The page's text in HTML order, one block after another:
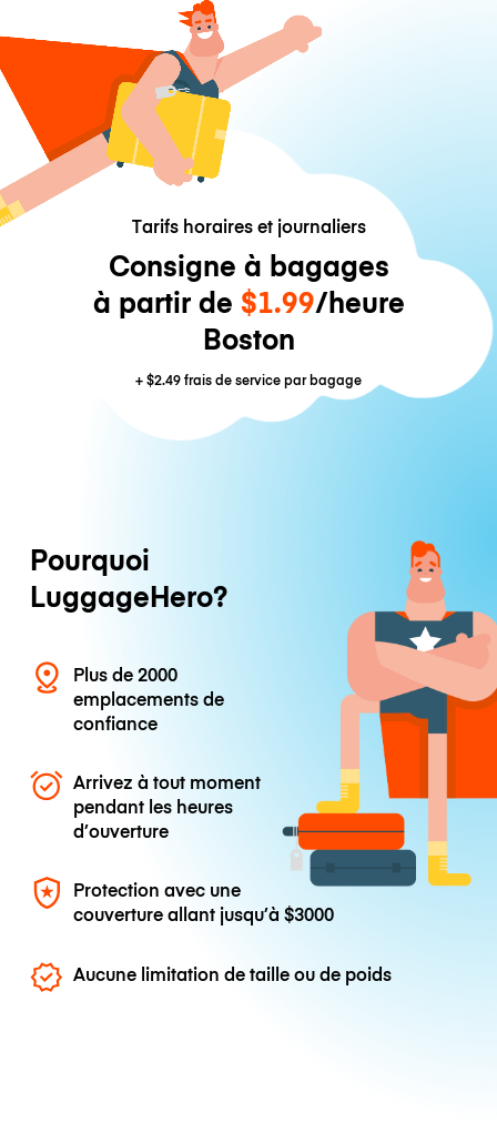
Tarifs horaires et journaliers
Consigne à bagages
à partir de $1.99/heure
Boston
+$2.49frais de service par bagage
Pourquoi
LuggageHero?
Plus de 2000
emplacements de
confiance
Arrivez à tout moment
pendant les heures
d’ouverture
Protection avec une
couverture allant jusqu’à$3000
Aucune limitation de taille ou de poids